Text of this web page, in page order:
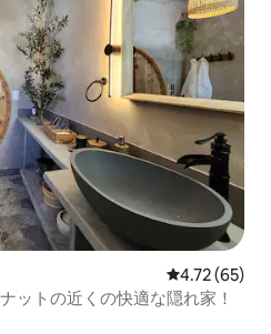
レビュー65
4.72 (65)
ットの近くの快適な隠れ家！